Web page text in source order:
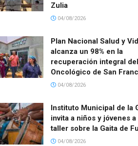
Zulia
04/08/2026
Plan Nacional Salud y
alcanza un 98% en la
recuperación integral del
Oncológico de San
04/08/2026
Instituto Municipal de la
invita a niños y jóvenes a
taller sobre la Gaita de
04/08/2026